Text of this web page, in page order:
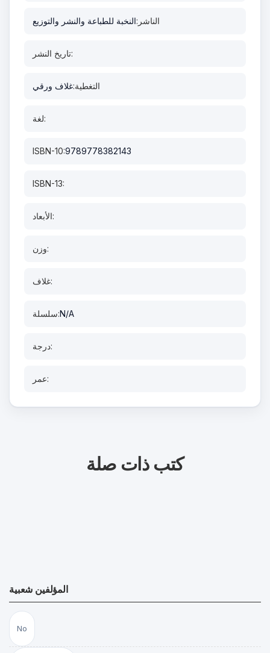
الناشر:النخبة للطباعة والنشر والتوزيع
تاريخ النشر:
التغطية:غلاف ورقي
لغة:
ISBN-10:9789778382143
ISBN-13:
الأبعاد:
وزن:
غلاف:
سلسلة:N/A
درجة:
عمر:
كتب ذات صلة
المؤلفين شعبية
No